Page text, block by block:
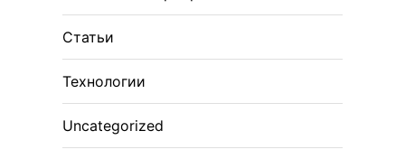
Статьи
Технологии
Uncategorized